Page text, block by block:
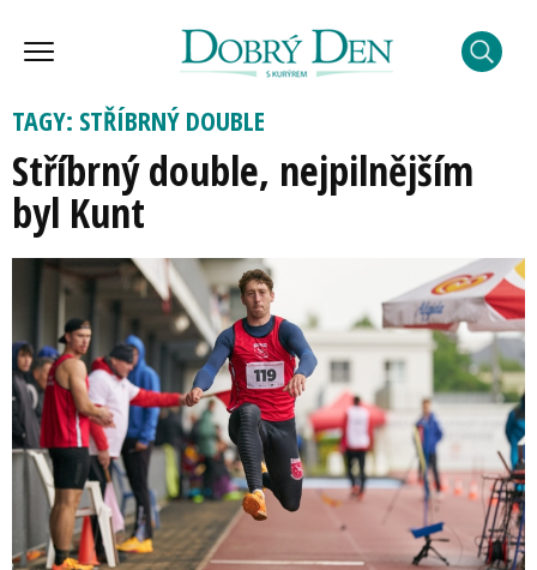
TAGY: STŘÍBRNÝ DOUBLE
Stříbrný double, nejpilnějším
byl Kunt